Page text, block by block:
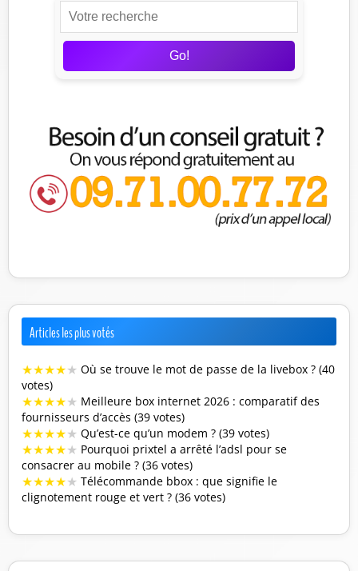
Go!
Articles les plus votés
★★★★★ Où se trouve le mot de passe de la livebox ? (40
votes)
★★★★★ Meilleure box internet 2026 : comparatif des
fournisseurs d’accès (39 votes)
★★★★★ Qu’est-ce qu’un modem ? (39 votes)
★★★★★ Pourquoi prixtel a arrêté l’adsl pour se
consacrer au mobile ? (36 votes)
★★★★★ Télécommande bbox : que signifie le
clignotement rouge et vert ? (36 votes)